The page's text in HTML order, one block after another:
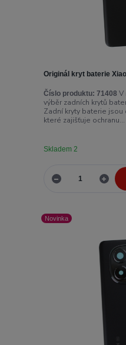
Originál kryt baterie
Číslo produktu: 71408 V
výběr zadních krytů
Zadní kryty baterie
které zajišťuje ochranu...
Skladem 2
Novinka